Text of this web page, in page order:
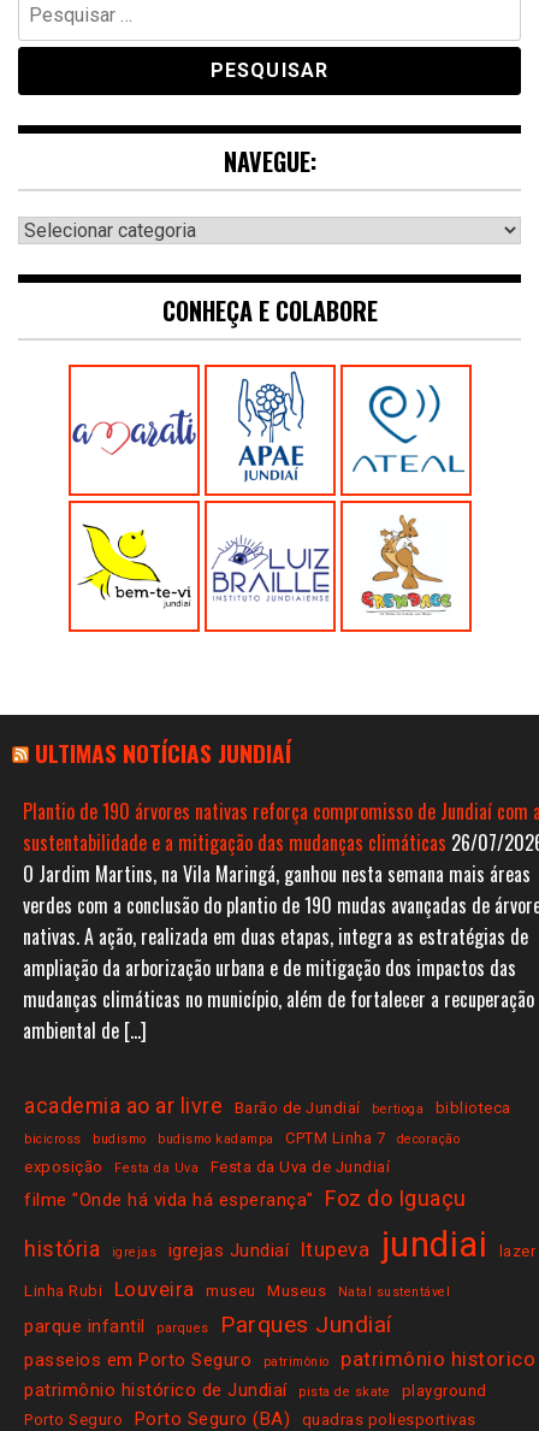
por:
NAVEGUE:
Navegue:
CONHEÇA E COLABORE
ULTIMAS NOTÍCIAS JUNDIAÍ
Plantio de 190 árvores nativas reforça compromisso de Jundiaí com
sustentabilidade e a mitigação das mudanças climáticas 26/07/
O Jardim Martins, na Vila Maringá, ganhou nesta semana mais áreas
verdes com a conclusão do plantio de 190 mudas avançadas de
nativas. A ação, realizada em duas etapas, integra as estratégias de
ampliação da arborização urbana e de mitigação dos impactos das
mudanças climáticas no município, além de fortalecer a recuperação
ambiental de […]
academia ao ar livre Barão de Jundiaí bertioga biblioteca
bicicross budismo budismo kadampa CPTM Linha 7 decoração
exposição Festa da Uva Festa da Uva de Jundiaí
filme "Onde há vida há esperança"
Foz do Iguaçu
história
igrejas igrejas Jundiaí Itupeva jundiai lazer
Linha Rubi Louveira museu Museus Natal sustentável
parque infantil parques Parques Jundiaí
passeios em Porto Seguro patrimônio patrimônio historico
patrimônio histórico de Jundiaí pista de skate
playground
Porto Seguro
Porto Seguro (BA)
quadras poliesportivas